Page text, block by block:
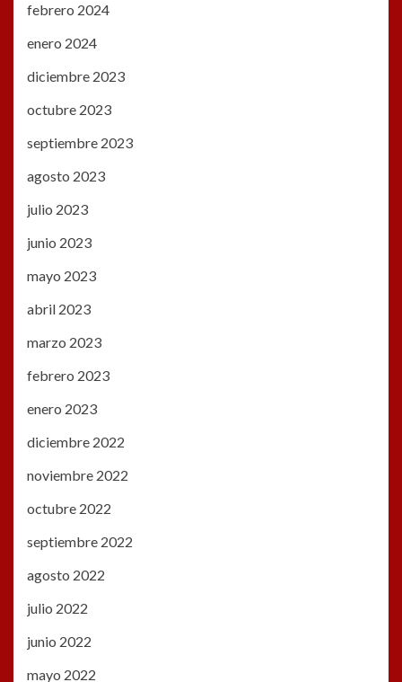
febrero 2024
enero 2024
diciembre 2023
octubre 2023
septiembre 2023
agosto 2023
julio 2023
junio 2023
mayo 2023
abril 2023
marzo 2023
febrero 2023
enero 2023
diciembre 2022
noviembre 2022
octubre 2022
septiembre 2022
agosto 2022
julio 2022
junio 2022
mayo 2022